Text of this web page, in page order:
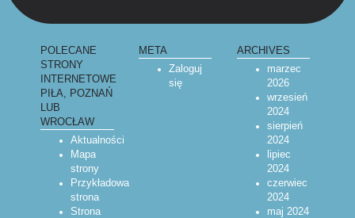
POLECANE
STRONY
INTERNETOWE
PIŁA, POZNAŃ
LUB
WROCŁAW
Aktualności
Mapa
strony
Przykładowa
strona
Strona
META
Zaloguj
się
ARCHIVES
marzec
2026
wrzesień
2024
sierpień
2024
lipiec
2024
czerwiec
2024
maj 2024